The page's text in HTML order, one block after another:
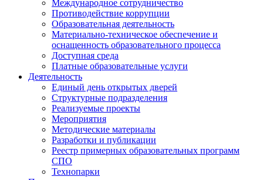
Международное сотрудничество
Противодействие коррупции
Образовательная деятельность
Материально-техническое обеспечение и
оснащенность образовательного процесса
Доступная среда
Платные образовательные услуги
Деятельность
Единый день открытых дверей
Структурные подразделения
Реализуемые проекты
Мероприятия
Методические материалы
Разработки и публикации
Реестр примерных образовательных программ
СПО
Технопарки